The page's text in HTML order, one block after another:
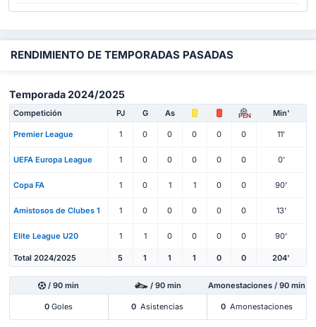
RENDIMIENTO DE TEMPORADAS PASADAS
Temporada 2024/2025
Competición PJ G As PEN Min'
Premier League 1 0 0 0 0 0 11'
UEFA Europa League 1 0 0 0 0 0 0'
Copa FA 1 0 1 1 0 0 90'
Amistosos de Clubes 1 1 0 0 0 0 0 13'
Elite League U20 1 1 0 0 0 0 90'
Total 2024/2025 5 1 1 1 0 0 204'
/ 90 min / 90 min Amonestaciones / 90 min
0 Goles 0 Asistencias 0 Amonestaciones